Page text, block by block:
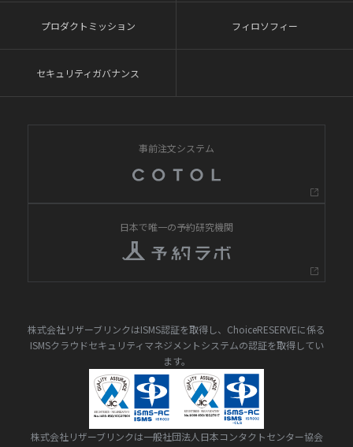
プロダクトミッション フィロソフィー
セキュリティガバナンス
事前注文システム
日本で唯一の予約研究機関
株式会社リザーブリンクはISMS認証を取得し、ChoiceRESERVEに係る
ISMSクラウドセキュリティマネジメントシステムの認証を取得してい
ます。
株式会社リザーブリンクは一般社団法人日本コンタクトセンター協会